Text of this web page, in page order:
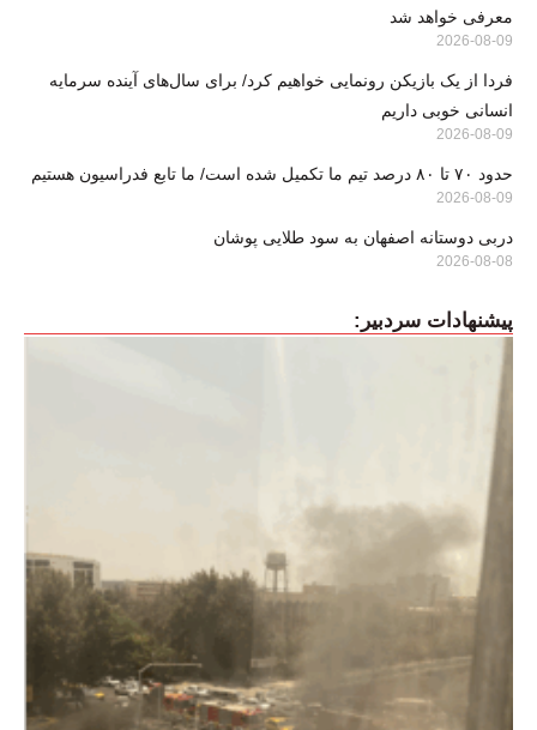
معرفی خواهد شد
2026-08-09
فردا از یک بازیکن رونمایی خواهیم کرد/ برای سال‌های آینده سرمایه
انسانی خوبی داریم
2026-08-09
حدود ۷۰ تا ۸۰ درصد تیم ما تکمیل شده است/ ما تابع فدراسیون هستیم
2026-08-09
دربی دوستانه اصفهان به سود طلایی پوشان
2026-08-08
پیشنهادات سردبیر: